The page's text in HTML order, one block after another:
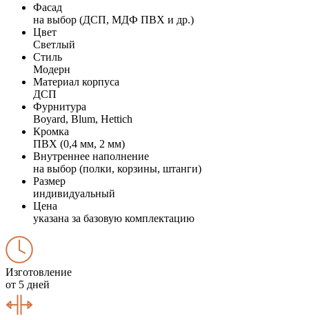
Фасад
на выбор (ДСП, МДФ ПВХ и др.)
Цвет
Светлый
Стиль
Модерн
Материал корпуса
ДСП
Фурнитура
Boyard, Blum, Hettich
Кромка
ПВХ (0,4 мм, 2 мм)
Внутреннее наполнение
на выбор (полки, корзины, штанги)
Размер
индивидуальный
Цена
указана за базовую комплектацию
Изготовление
от 5 дней